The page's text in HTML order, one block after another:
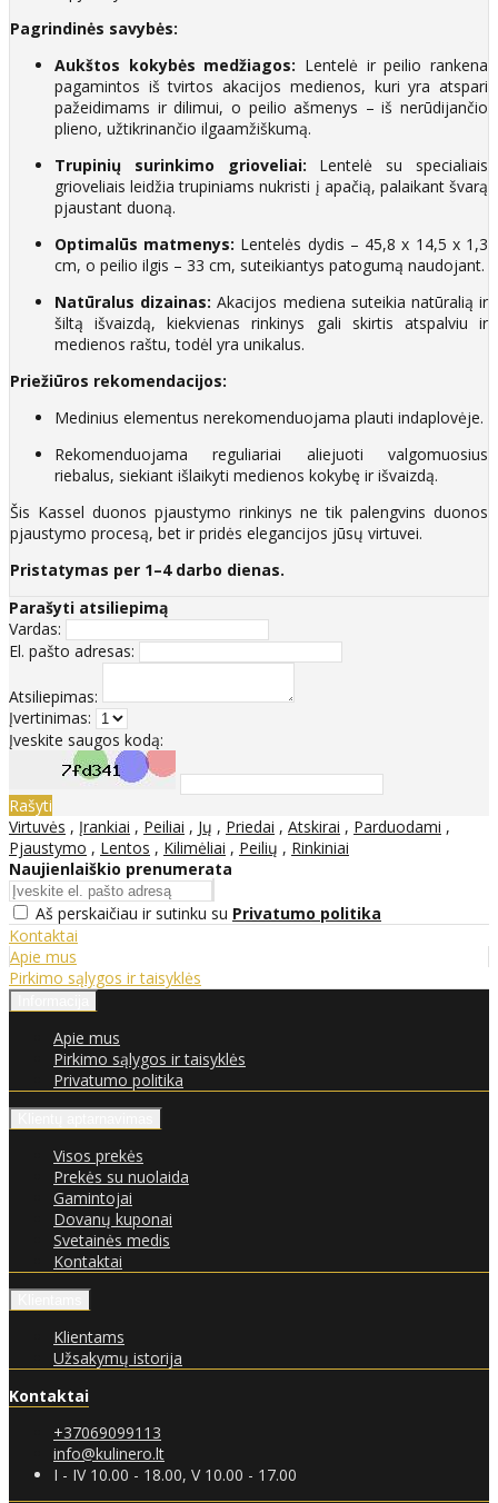
Pagrindinės savybės:
Aukštos kokybės medžiagos: Lentelė ir peilio rankena
pagamintos iš tvirtos akacijos medienos, kuri yra atspari
pažeidimams ir dilimui, o peilio ašmenys – iš nerūdijančio
plieno, užtikrinančio ilgaamžiškumą.​
Trupinių surinkimo grioveliai: Lentelė su specialiais
grioveliais leidžia trupiniams nukristi į apačią, palaikant švarą
pjaustant duoną.​
Optimalūs matmenys: Lentelės dydis – 45,8 x 14,5 x 1,3
cm, o peilio ilgis – 33 cm, suteikiantys patogumą naudojant.​
Natūralus dizainas: Akacijos mediena suteikia natūralią ir
šiltą išvaizdą, kiekvienas rinkinys gali skirtis atspalviu ir
medienos raštu, todėl yra unikalus.​
Priežiūros rekomendacijos:
Medinius elementus nerekomenduojama plauti indaplovėje.​
Rekomenduojama reguliariai aliejuoti valgomuosius
riebalus, siekiant išlaikyti medienos kokybę ir išvaizdą.​
Šis Kassel duonos pjaustymo rinkinys ne tik palengvins duonos
pjaustymo procesą, bet ir pridės elegancijos jūsų virtuvei.​
Pristatymas per 1–4 darbo dienas.
Parašyti atsiliepimą
Vardas:
El. pašto adresas:
Atsiliepimas:
Įvertinimas:
Įveskite saugos kodą:
Rašyti
Virtuvės , Įrankiai , Peiliai , Jų , Priedai , Atskirai , Parduodami ,
Pjaustymo , Lentos , Kilimėliai , Peilių , Rinkiniai
Naujienlaiškio prenumerata
Aš perskaičiau ir sutinku su Privatumo politika
Kontaktai
Apie mus
Pirkimo sąlygos ir taisyklės
Apie mus
Pirkimo sąlygos ir taisyklės
Privatumo politika
Visos prekės
Prekės su nuolaida
Gamintojai
Dovanų kuponai
Svetainės medis
Kontaktai
Klientams
Užsakymų istorija
Kontaktai
+37069099113
info@kulinero.lt
I - IV 10.00 - 18.00, V 10.00 - 17.00